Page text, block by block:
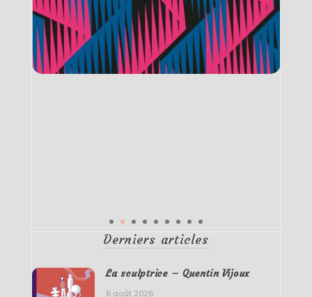
Derniers articles
La sculptrice – Quentin Vijoux
6 août 2026